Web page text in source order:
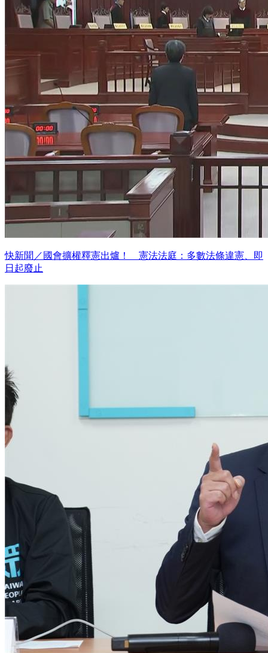
快新聞／國會擴權釋憲出爐！ 憲法法庭：多數法條違憲、即
日起廢止